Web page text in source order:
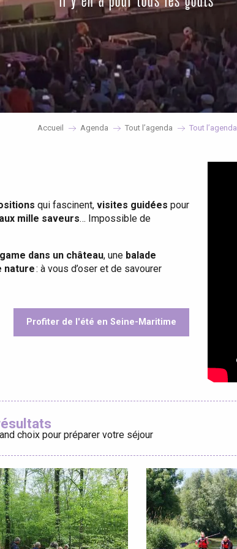
Accueil Agenda Tout l’agenda Tout l’agenda
qui fascinent, visites guidées pour
mille saveurs… Impossible de
dans un château, une balade
nature: à vous d’oser et de savourer
Profiter de l'été en Seine-Maritime
choix pour préparer votre séjour